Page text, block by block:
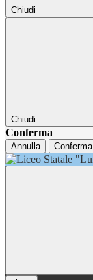
Chiudi
Chiudi
Conferma
Annulla Conferma